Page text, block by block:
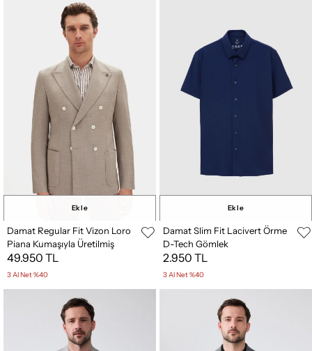
Ekle
Damat Regular Fit Vizon Loro
Piana Kumaşıyla Üretilmiş
Kruvaze Kumaş Ceket
49.950 TL
3 Al Net %40
Ekle
Damat Slim Fit Lacivert Örme
D-Tech Gömlek
2.950 TL
3 Al Net %40